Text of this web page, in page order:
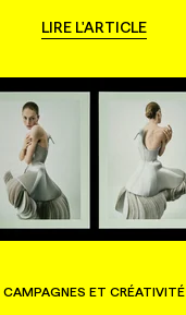
LIRE L'ARTICLE
CAMPAGNES ET CRÉATIVITÉ